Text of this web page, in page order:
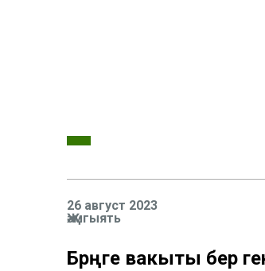
26 август 2023
Җәмгыять
Бәрәңге вакыты бер